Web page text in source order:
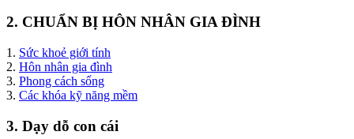
2. CHUẨN BỊ HÔN NHÂN GIA ĐÌNH
1. Sức khoẻ giới tính
2. Hôn nhân gia đình
3. Phong cách sống
3. Các khóa kỹ năng mềm
3. Dạy dỗ con cái